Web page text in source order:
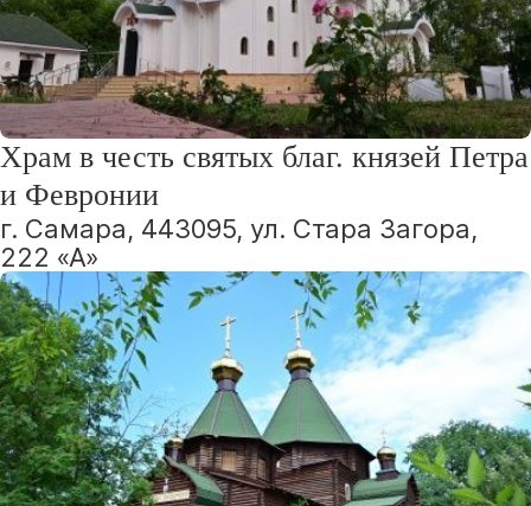
Храм в честь святых благ. князей Петра
и Февронии
г. Самара, 443095, ул. Стара Загора,
222 «А»